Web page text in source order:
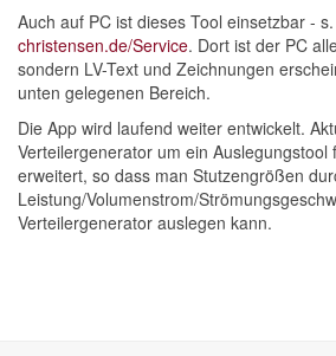
Auch auf PC ist dieses Tool einsetzbar - s.
christensen.de/Service. Dort ist der PC
sondern LV-Text und Zeichnungen
unten gelegenen Bereich.
Die App wird laufend weiter entwickelt.
Verteilergenerator um ein Auslegungstool
erweitert, so dass man Stutzengrößen
Leistung/Volumenstrom/
Verteilergenerator auslegen kann.